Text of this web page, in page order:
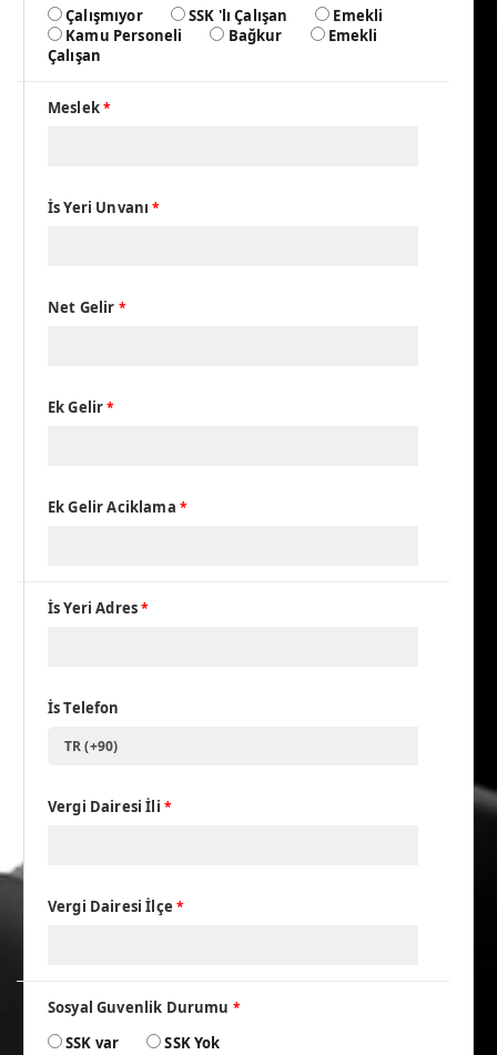
Çalışmıyor
SSK 'lı Çalışan
Kamu Personeli
Bağkur Emekli
Çalışan
Meslek*
İs Yeri Unvanı*
Net Gelir *
Ek Gelir*
Ek Gelir Aciklama *
İs Yeri Adres*
İs Telefon
TR (+90)
Vergi Dairesi İli *
Vergi Dairesi İlçe*
Sosyal Guvenlik Durumu *
SSK var SSK Yok